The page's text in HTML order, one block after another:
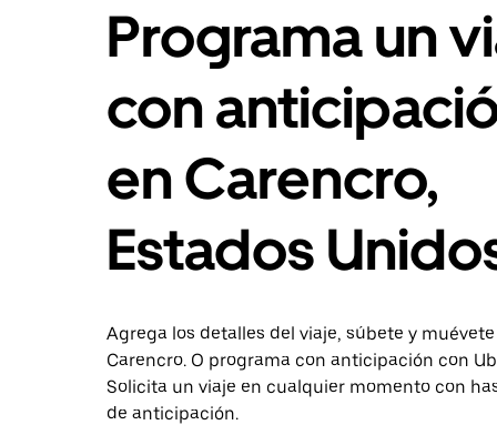
Programa un
con
en Carencro,
Estados
Agrega los detalles del viaje, súbete y
Carencro. O programa con anticipación con
Solicita un viaje en cualquier momento con
de anticipación.